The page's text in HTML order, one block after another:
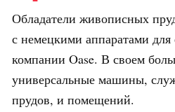
Обладатели живописных
с немецкими аппаратами для
компании Oase. В своем
универсальные машины,
прудов, и помещений.